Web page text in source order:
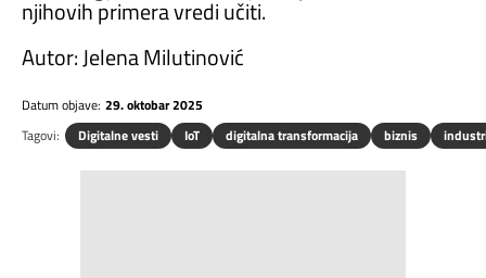
njihovih primera vredi učiti.
Autor: Jelena Milutinović
Datum objave: 29. oktobar 2025
Tagovi:
Digitalne vesti IoT digitalna transformacija biznis